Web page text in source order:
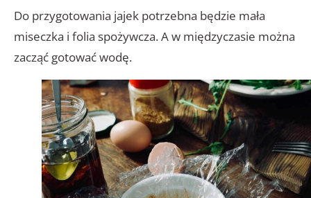
Do przygotowania jajek potrzebna będzie mała
miseczka i folia spożywcza. A w międzyczasie można
zacząć gotować wodę.